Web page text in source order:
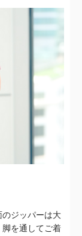
ジッパーは大
脚を通してご着